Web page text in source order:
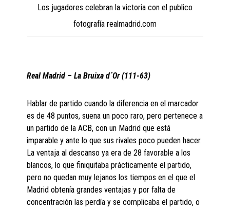
Los jugadores celebran la victoria con el publico
fotografía realmadrid.com
Real Madrid – La Bruixa d´Or (111-63)
Hablar de partido cuando la diferencia en el marcador
es de 48 puntos, suena un poco raro, pero pertenece a
un partido de la ACB, con un Madrid que está
imparable y ante lo que sus rivales poco pueden hacer.
La ventaja al descanso ya era de 28 favorable a los
blancos, lo que finiquitaba prácticamente el partido,
pero no quedan muy lejanos los tiempos en el que el
Madrid obtenía grandes ventajas y por falta de
concentración las perdía y se complicaba el partido, o